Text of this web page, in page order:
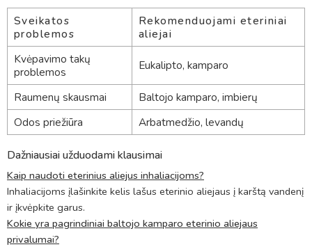
Sveikatos
problemos
Rekomenduojami eteriniai
aliejai
Kvėpavimo takų
problemos
Eukalipto, kamparo
Raumenų skausmai
Baltojo kamparo, imbierų
Odos priežiūra
Arbatmedžio, levandų
Dažniausiai užduodami klausimai
Kaip naudoti eterinius aliejus inhaliacijoms?
Inhaliacijoms įlašinkite kelis lašus eterinio aliejaus į karštą vandenį
ir įkvėpkite garus.
Kokie yra pagrindiniai baltojo kamparo eterinio aliejaus
privalumai?